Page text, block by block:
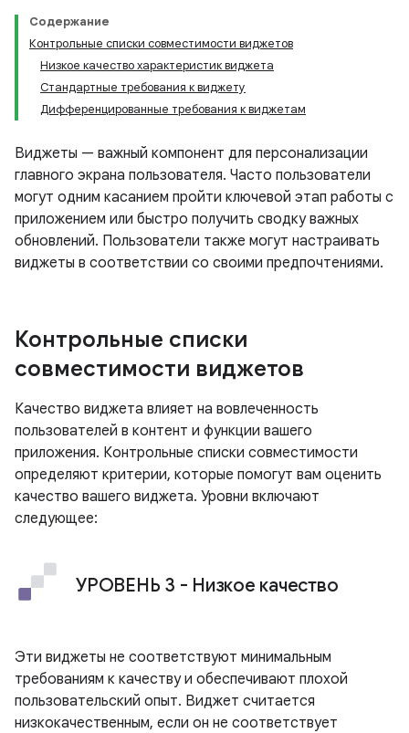
Содержание
Контрольные списки совместимости виджетов
Низкое качество характеристик виджета
Стандартные требования к виджету
Дифференцированные требования к виджетам
Виджеты — важный компонент для персонализации
главного экрана пользователя. Часто пользователи
могут одним касанием пройти ключевой этап работы с
приложением или быстро получить сводку важных
обновлений. Пользователи также могут настраивать
виджеты в соответствии со своими предпочтениями.
Контрольные списки
совместимости виджетов
Качество виджета влияет на вовлеченность
пользователей в контент и функции вашего
приложения. Контрольные списки совместимости
определяют критерии, которые помогут вам оценить
качество вашего виджета. Уровни включают
следующее:
УРОВЕНЬ 3 - Низкое качество
Эти виджеты не соответствуют минимальным
требованиям к качеству и обеспечивают плохой
пользовательский опыт. Виджет считается
низкокачественным, если он не соответствует